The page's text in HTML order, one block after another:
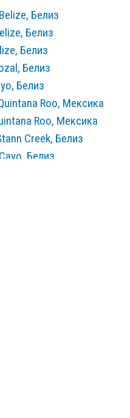
Белиз
Белиз
Белиз
Белиз
Белиз
Roo, Мексика
Roo, Мексика
Creek, Белиз
Белиз